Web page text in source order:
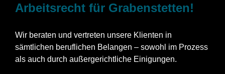
Arbeitsrecht für Grabenstetten!
Wir beraten und vertreten unsere Klienten in
sämtlichen beruflichen Belangen – sowohl im Prozess
als auch durch außergerichtliche Einigungen.